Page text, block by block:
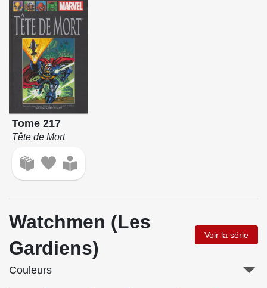
Tome 217
Tête de Mort
Watchmen (Les
Gardiens)
Voir la série
Couleurs